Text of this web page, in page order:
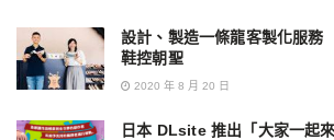
設計、製造一條龍客製化服
鞋控朝聖
2020 年 8 月 20 日
日本 DLsite 推出「大家一起